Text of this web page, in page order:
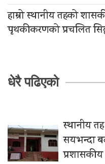
हाम्रो स्थानीय तहको
पृथकीकरणको प्रचलित
धेरै पढिएको
स्थानीय
सयभन्दा